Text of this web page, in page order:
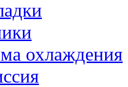
охлаждения